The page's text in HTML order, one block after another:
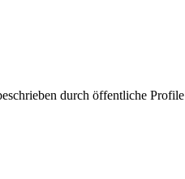
durch öffentliche Profile